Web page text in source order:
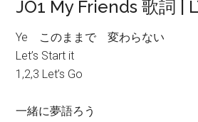
JO1 My Friends 歌詞 |
Ye このままで 変わらない
Let’s Start it
1,2,3 Let’s Go
一緒に夢語ろう